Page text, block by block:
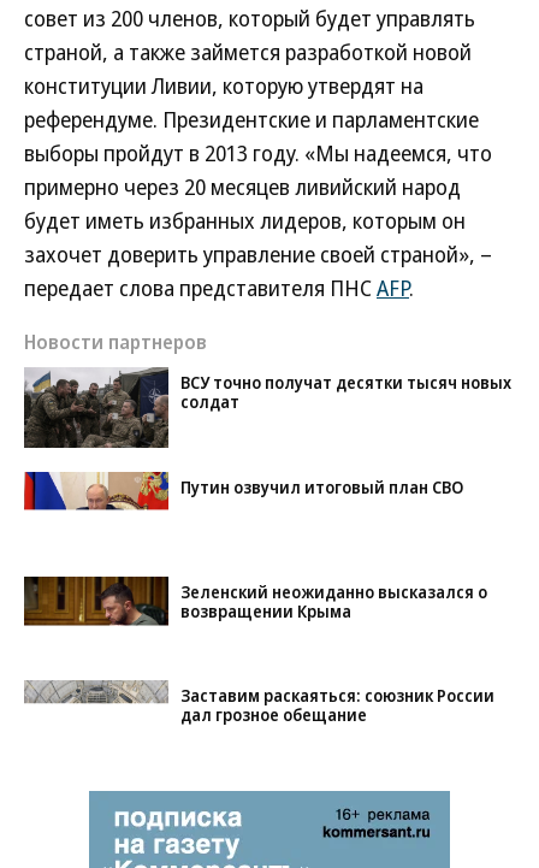
совет из 200 членов, который будет управлять
страной, а также займется разработкой новой
конституции Ливии, которую утвердят на
референдуме. Президентские и парламентские
выборы пройдут в 2013 году. «Мы надеемся, что
примерно через 20 месяцев ливийский народ
будет иметь избранных лидеров, которым он
захочет доверить управление своей страной», –
передает слова представителя ПНСAFP.
Новости партнеров
ВСУ точно получат десятки тысяч новых
солдат
Путин озвучил итоговый план СВО
Зеленский неожиданно высказался о
возвращении Крыма
Заставим раскаяться: союзник России
дал грозное обещание